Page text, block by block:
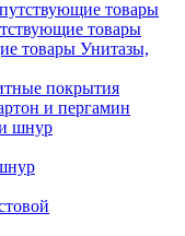
товары
Унитазы,
покрытия
и пергамин